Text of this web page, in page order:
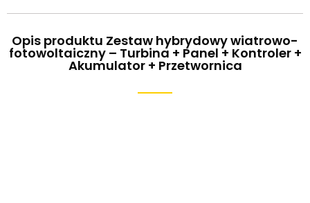
Opis produktu Zestaw hybrydowy wiatrowo-
fotowoltaiczny – Turbina + Panel + Kontroler +
Akumulator + Przetwornica